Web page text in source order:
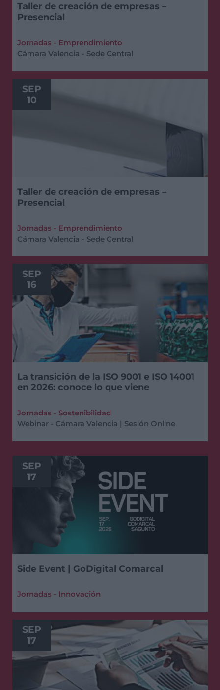
Taller de creación de empresas –
Presencial
Jornadas - Emprendimiento
Cámara Valencia - Sede Central
SEP
10
Taller de creación de empresas –
Presencial
Jornadas - Emprendimiento
Cámara Valencia - Sede Central
SEP
16
La transición de la ISO 9001 e ISO 14001
en 2026: conoce lo que viene
Jornadas - Sostenibilidad
Webinar - Cámara Valencia | Sesión Online
SEP
17
Side Event | GoDigital Comarcal
Jornadas - Innovación
SEP
17